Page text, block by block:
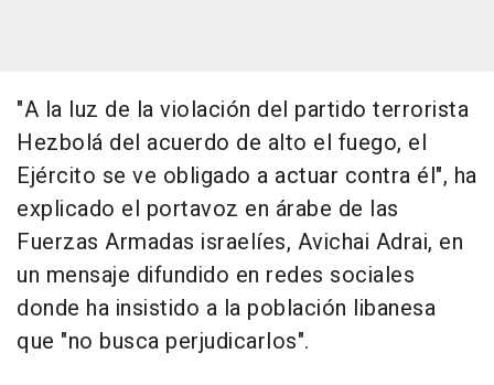
"A la luz de la violación del partido terrorista
Hezbolá del acuerdo de alto el fuego, el
Ejército se ve obligado a actuar contra él", ha
explicado el portavoz en árabe de las
Fuerzas Armadas israelíes, Avichai Adrai, en
un mensaje difundido en redes sociales
donde ha insistido a la población libanesa
que "no busca perjudicarlos".